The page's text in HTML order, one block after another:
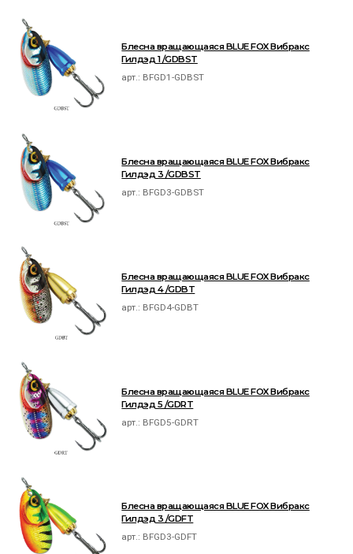
Блесна вращающаяся BLUE FOX Вибракс
Гилдэд 1 /GDBST
арт.: BFGD1-GDBST
Блесна вращающаяся BLUE FOX Вибракс
Гилдэд 3 /GDBST
арт.: BFGD3-GDBST
Блесна вращающаяся BLUE FOX Вибракс
Гилдэд 4 /GDBT
арт.: BFGD4-GDBT
Блесна вращающаяся BLUE FOX Вибракс
Гилдэд 5 /GDRT
арт.: BFGD5-GDRT
Блесна вращающаяся BLUE FOX Вибракс
Гилдэд 3 /GDFT
арт.: BFGD3-GDFT